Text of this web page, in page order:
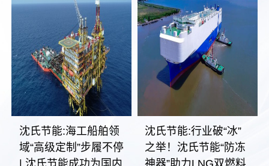
沈氏节能:海工船舶领
域“高级定制”步履不停
沈氏节能:行业破“冰”
之举！沈氏节能“防冻